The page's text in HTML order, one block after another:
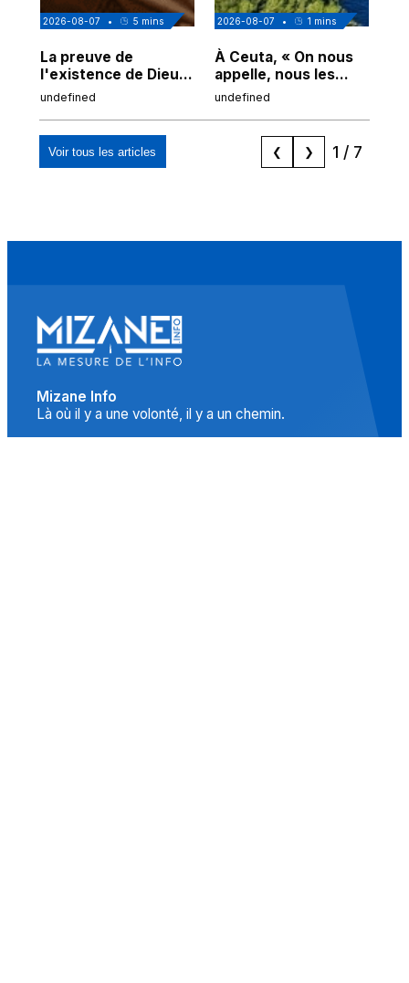
2026-08-07 • 5 mins
La preuve de
l'existence de Dieu
chez Ibn Sina
undefined
2026-08-07 • 1 mins
À Ceuta, « On nous
appelle, nous les
Espagnols d'origine
"musulmans"»
undefined
Voir tous les articles ❮ ❯ 1 / 7
Mizane Info
Là où il y a une volonté, il y a un chemin.